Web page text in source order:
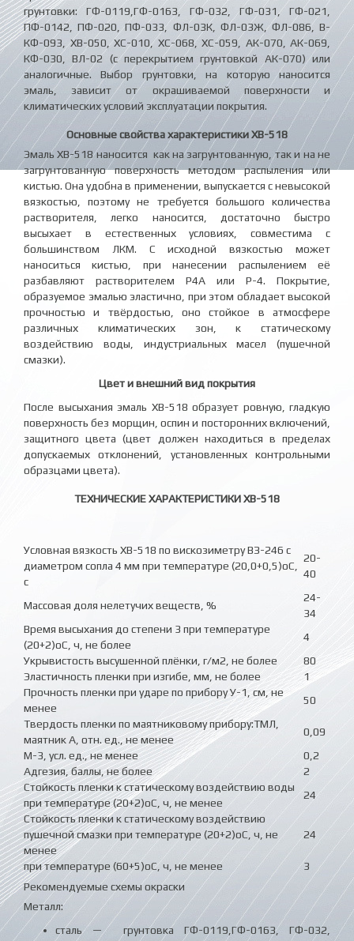
грунтовки: ГФ-0119,ГФ-0163, ГФ-032, ГФ-031, ГФ-021,
ПФ-0142, ПФ-020, ПФ-033, ФЛ-03К, ФЛ-03Ж, ФЛ-086, В-
КФ-093, ХВ-050, ХС-010, ХС-068, ХС-059, АК-070, АК-069,
КФ-030, ВЛ-02 (с перекрытием грунтовкой АК-070) или
аналогичные. Выбор грунтовки, на которую наносится
эмаль, зависит от окрашиваемой поверхности и
климатических условий эксплуатации покрытия.
Основные свойства характеристики ХВ-518
Эмаль ХВ-518 наносится как на загрунтованную, так и на не
загрунтованную поверхность методом распыления или
кистью. Она удобна в применении, выпускается с невысокой
вязкостью, поэтому не требуется большого количества
растворителя, легко наносится, достаточно быстро
высыхает в естественных условиях, совместима с
большинством ЛКМ. С исходной вязкостью может
наноситься кистью, при нанесении распылением её
разбавляют растворителем Р4А или Р-4. Покрытие,
образуемое эмалью эластично, при этом обладает высокой
прочностью и твёрдостью, оно стойкое в атмосфере
различных климатических зон, к статическому
воздействию воды, индустриальных масел (пушечной
смазки).
Цвет и внешний вид покрытия
После высыхания эмаль ХВ-518 образует ровную, гладкую
поверхность без морщин, оспин и посторонних включений,
защитного цвета (цвет должен находиться в пределах
допускаемых отклонений, установленных контрольными
образцами цвета).
ТЕХНИЧЕСКИЕ ХАРАКТЕРИСТИКИ ХВ-518
Условная вязкость ХВ-518 по вискозиметру ВЗ-246 с
диаметром сопла 4 мм при температуре (20,0+0,5)оС,
с
20-
40
Массовая доля нелетучих веществ, %
24-
34
Время высыхания до степени 3 при температуре
(20+2)оС, ч, не более
4
Укрывистость высушенной плёнки, г/м2, не более
80
Эластичность пленки при изгибе, мм, не более
1
Прочность пленки при ударе по прибору У-1, см, не
менее
50
Твердость пленки по маятниковому прибору:ТМЛ,
маятник А, отн. ед., не менее
0,09
М-3, усл. ед., не менее
0,2
Адгезия, баллы, не более
2
Стойкость пленки к статическому воздействию воды
при температуре (20+2)оС, ч, не менее
24
Стойкость пленки к статическому воздействию
пушечной смазки при температуре (20+2)оС, ч, не
менее
24
при температуре (60+5)оС, ч, не менее
3
Рекомендуемые схемы окраски
Металл:
сталь — грунтовка ГФ-0119,ГФ-0163, ГФ-032,